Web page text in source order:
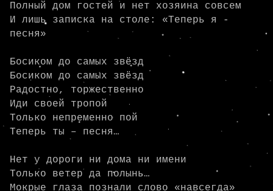
Полный дом гостей и нет хозяина совсем
И лишь записка на столе: «Теперь я -
песня»
Босиком до самых звёзд
Босиком до самых звёзд
Радостно, торжественно
Иди своей тропой
Только непременно пой
Теперь ты – песня…
Нет у дороги ни дома ни имени
Только ветер да полынь…
Мокрые глаза познали слово «навсегда»